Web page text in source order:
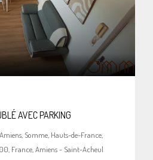
AVEC PARKING
Somme, Hauts-de-France,
France, Amiens - Saint-Acheul